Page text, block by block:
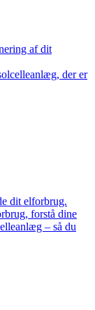
af dit
der er
dit elforbrug.
forstå dine
– så du